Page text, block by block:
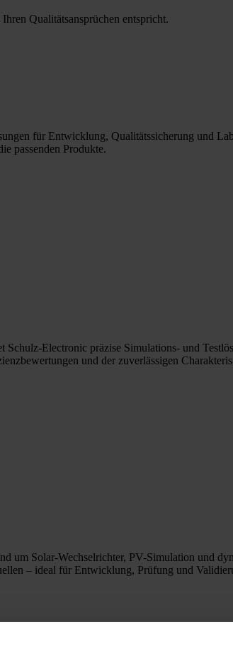
Qualitätsansprüchen entspricht.
für Entwicklung, Qualitätssicherung und
passenden Produkte.
Electronic präzise Simulations- und
und der zuverlässigen
um Solar-Wechselrichter, PV-Simulation und
– ideal für Entwicklung, Prüfung und